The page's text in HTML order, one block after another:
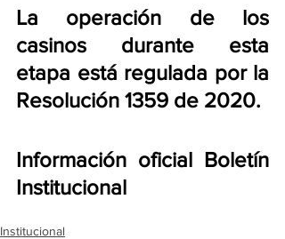
La operación de los
casinos durante esta
etapa está regulada por la
Resolución 1359 de 2020.
Información oficial Boletín
Institucional
Institucional